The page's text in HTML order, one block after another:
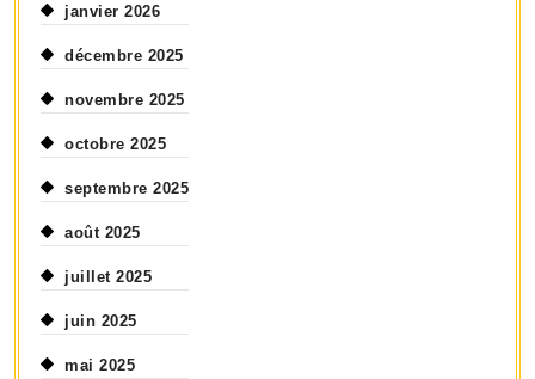
janvier 2026
décembre 2025
novembre 2025
octobre 2025
septembre 2025
août 2025
juillet 2025
juin 2025
mai 2025